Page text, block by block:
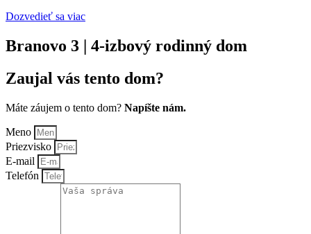
Dozvedieť sa viac
Branovo 3 | 4-izbový rodinný dom
Zaujal vás tento dom?
Máte záujem o tento dom? Napíšte nám.
Meno
Priezvisko
E-mail
Telefón